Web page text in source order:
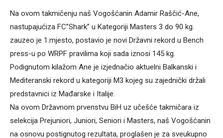
Na ovom takmičenju naš Vogošćanin Adamir Raščić-Ane,
nastupajućiza FC”Shark” u Kategoriji Masters 3 do 90 kg.
zauzeo je 1.mjesto, postavio je novi Državni rekord u Bench
press-u po WRPF pravilima koji sada iznosi 145 kg.
Podignutom kilažom Ane je izjednačio aktuelni Balkanski i
Mediteranski rekord u kategoriji M3 kojeg su zajednički držali
predstavnici iz Mađarske i Italije.
Na ovom Državnom prvenstvu BiH uz učešće takmičara iz
selekcija Prejuniori, Juniori, Seniori i Masters, naš Vogošćanin
na osnovu postignutog rezultata, proglašen je za sveukupno